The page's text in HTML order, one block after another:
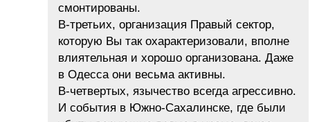
смонтированы.
В-третьих, организация Правый сектор,
которую Вы так охарактеризовали, вполне
влиятельная и хорошо организована. Даже
в Одесса они весьма активны.
В-четвертых, язычество всегда агрессивно.
И события в Южно-Сахалинске, где были